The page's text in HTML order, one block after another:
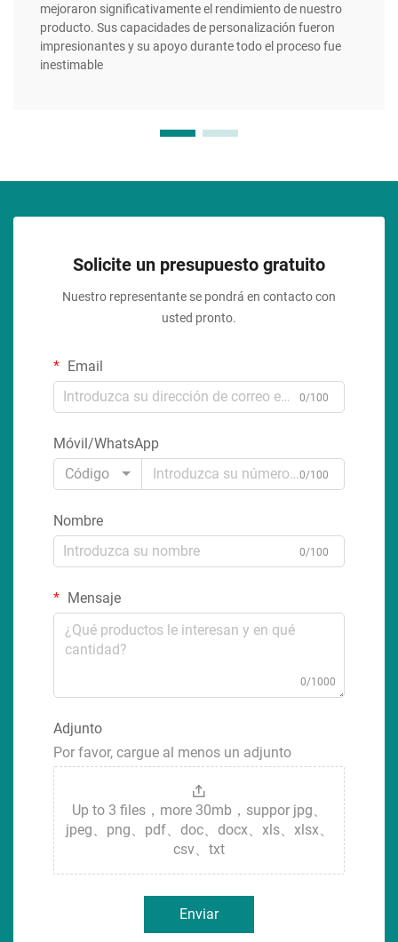
mejoraron significativamente el rendimiento de nuestro
producto. Sus capacidades de personalización fueron
impresionantes y su apoyo durante todo el proceso fue
inestimable
Solicite un presupuesto gratuito
Nuestro representante se pondrá en contacto con
usted pronto.
Email
0/100
Móvil/WhatsApp
Código
0/100
Nombre
0/100
Mensaje
0/1000
Adjunto
Por favor, cargue al menos un adjunto
Up to 3 files，more 30mb，suppor jpg、
jpeg、png、pdf、doc、docx、xls、xlsx、
csv、txt
Enviar